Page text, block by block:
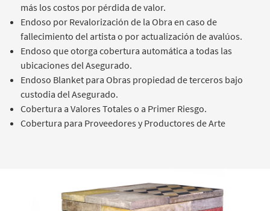
más los costos por pérdida de valor.
Endoso por Revalorización de la Obra en caso de
fallecimiento del artista o por actualización de avalúos.
Endoso que otorga cobertura automática a todas las
ubicaciones del Asegurado.
Endoso Blanket para Obras propiedad de terceros bajo
custodia del Asegurado.
Cobertura a Valores Totales o a Primer Riesgo.
Cobertura para Proveedores y Productores de Arte